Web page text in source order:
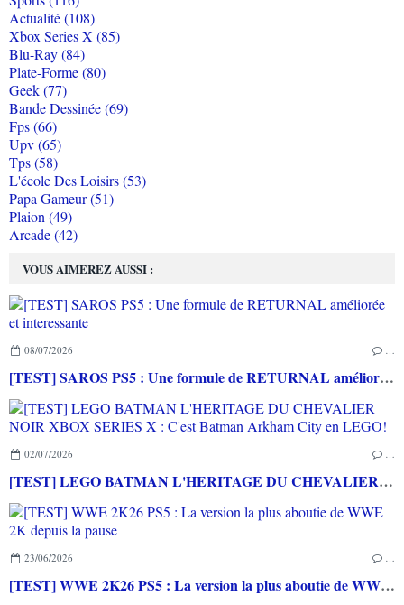
VOUS AIMEREZ AUSSI :
08/07/2026 …
[TEST] SAROS PS5 : Une formule de RETURNAL améliorée et interessante
02/07/2026 …
[TEST] LEGO BATMAN L'HERITAGE DU CHEVALIER NOIR XBOX SERIES X : C'est Batman Arkham City en LEGO!
23/06/2026 …
[TEST] WWE 2K26 PS5 : La version la plus aboutie de WWE 2K depuis la pause
Actualité (108)
Xbox Series X (85)
Blu-Ray (84)
Plate-Forme (80)
Geek (77)
Bande Dessinée (69)
Fps (66)
Upv (65)
Tps (58)
L'école Des Loisirs (53)
Papa Gameur (51)
Plaion (49)
Arcade (42)